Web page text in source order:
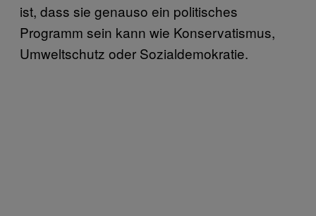
ist, dass sie genauso ein politisches
Programm sein kann wie Konservatismus,
Umweltschutz oder Sozialdemokratie.